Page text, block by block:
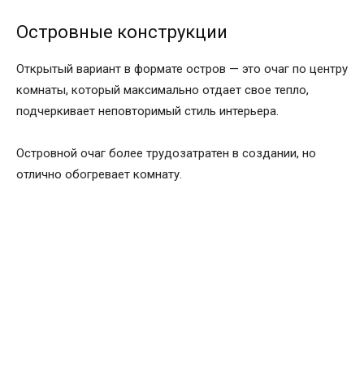
Островные конструкции
Открытый вариант в формате остров — это очаг по центру
комнаты, который максимально отдает свое тепло,
подчеркивает неповторимый стиль интерьера.
Островной очаг более трудозатратен в создании, но
отлично обогревает комнату.